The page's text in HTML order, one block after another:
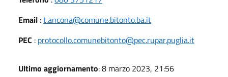
Email :t.ancona@comune.bitonto.ba.it
PEC : protocollo.comunebitonto@pec.rupar.puglia.it
Ultimo aggiornamento: 8 marzo 2023, 21:56